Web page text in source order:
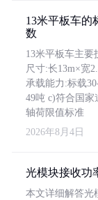
13米平板车的
数
13米平板车主要
尺寸:长13m×宽
承载能力:标载
49吨 c)符合国家
轴荷限值标准
2026年8月4日
光模块接收功
本文详细解答光